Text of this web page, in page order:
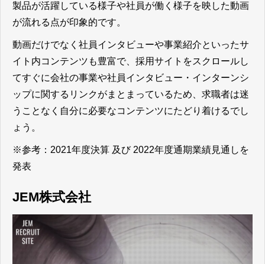
製品が活躍している様子や社員が働く様子を映した動画
が流れる点が印象的です。
動画だけでなく社員インタビューや事業紹介といったサ
イト内コンテンツも豊富で、採用サイトをスクロールし
てすぐに会社の事業や社員インタビュー・インターンシ
ップに関するリンクがまとまっているため、求職者は迷
うことなく自分に必要なコンテンツにたどり着けるでし
ょう。
※参考： 2021年度決算 及び 2022年度通期業績見通しを
発表
JEM株式会社